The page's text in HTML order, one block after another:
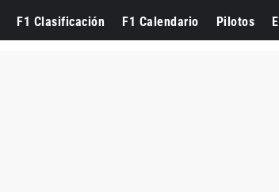
F1 Clasificación F1 Calendario Pilotos